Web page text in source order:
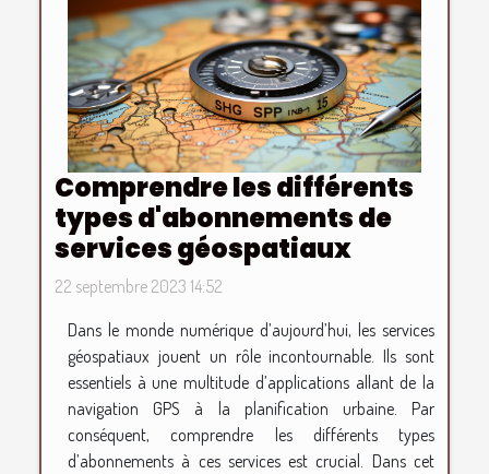
Comprendre les différents
types d'abonnements de
services géospatiaux
22 septembre 2023 14:52
Dans le monde numérique d’aujourd’hui, les services
géospatiaux jouent un rôle incontournable. Ils sont
essentiels à une multitude d’applications allant de la
navigation GPS à la planification urbaine. Par
conséquent, comprendre les différents types
d’abonnements à ces services est crucial. Dans cet